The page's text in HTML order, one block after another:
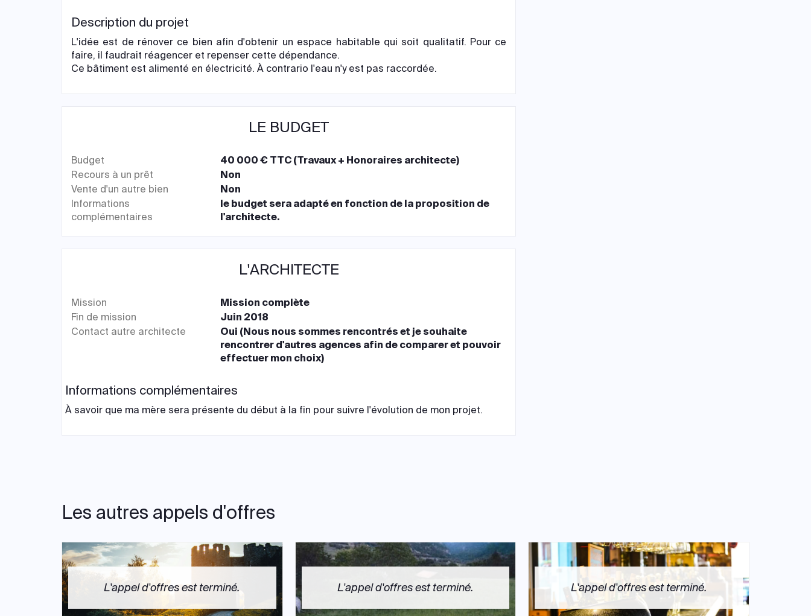
Description du projet
L'idée est de rénover ce bien afin d'obtenir un espace habitable qui soit qualitatif. Pour ce
faire, il faudrait réagencer et repenser cette dépendance.
Ce bâtiment est alimenté en électricité. À contrario l'eau n'y est pas raccordée.
LE BUDGET
Budget
40 000 € TTC (Travaux + Honoraires architecte)
Recours à un prêt
Non
Vente d'un autre bien
Non
Informations
complémentaires
le budget sera adapté en fonction de la proposition de
l'architecte.
L'ARCHITECTE
Mission
Mission complète
Fin de mission
Juin 2018
Contact autre architecte
Oui (Nous nous sommes rencontrés et je souhaite
rencontrer d'autres agences afin de comparer et pouvoir
effectuer mon choix)
Informations complémentaires
À savoir que ma mère sera présente du début à la fin pour suivre l'évolution de mon projet.
Les autres appels d'offres
L'appel d'offres est terminé. L'appel d'offres est terminé. L'appel d'offres est terminé.